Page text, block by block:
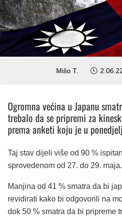
Mišo T.
Ogromna većina u Japanu
trebalo da se pripremi za
prema anketi koju je u
Taj stav dijeli više od 90 %
sprovedenom od 27. do 29. maja.
Manjina od 41 % smatra da bi
revidirati kako bi odgovorili na
dok 50 % smatra da bi pripreme